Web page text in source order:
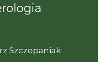
Szczepaniak